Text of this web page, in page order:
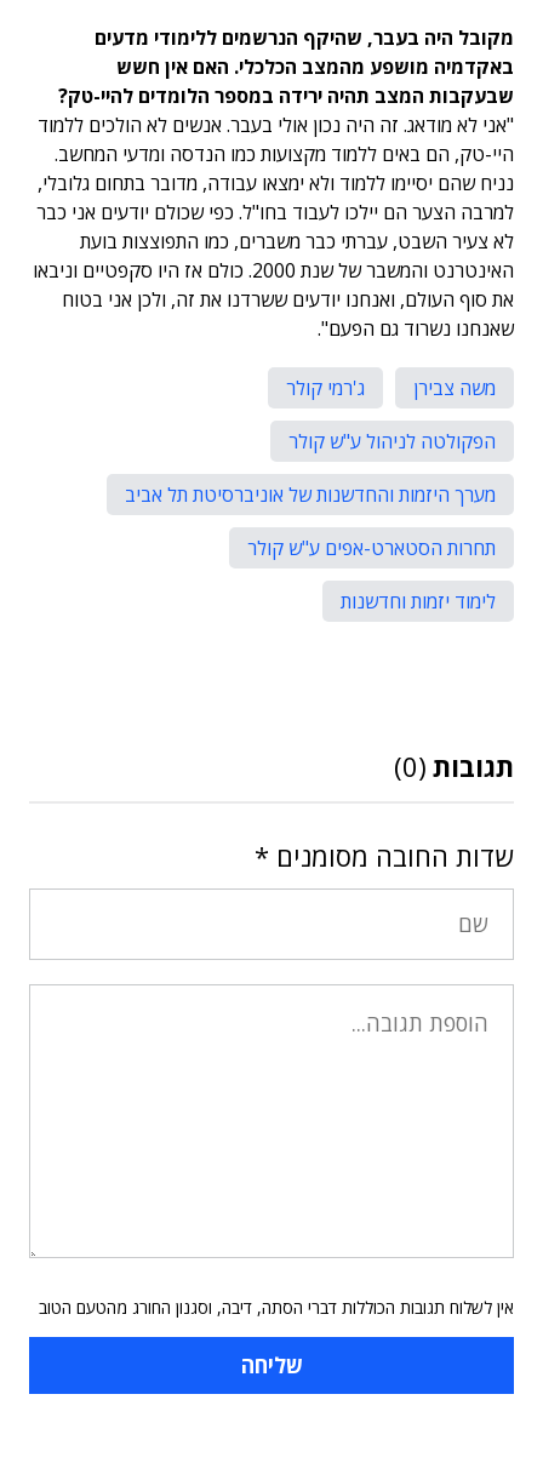
מקובל היה בעבר, שהיקף הנרשמים ללימודי מדעים
באקדמיה מושפע מהמצב הכלכלי. האם אין חשש
שבעקבות המצב תהיה ירידה במספר הלומדים להיי-טק?
"אני לא מודאג. זה היה נכון אולי בעבר. אנשים לא הולכים ללמוד
היי-טק, הם באים ללמוד מקצועות כמו הנדסה ומדעי המחשב.
נניח שהם יסיימו ללמוד ולא ימצאו עבודה, מדובר בתחום גלובלי,
למרבה הצער הם יילכו לעבוד בחו"ל. כפי שכולם יודעים אני כבר
לא צעיר השבט, עברתי כבר משברים, כמו התפוצצות בועת
האינטרנט והמשבר של שנת 2000. כולם אז היו סקפטיים וניבאו
את סוף העולם, ואנחנו יודעים ששרדנו את זה, ולכן אני בטוח
שאנחנו נשרוד גם הפעם".
משה צבירן
ג'רמי קולר
הפקולטה לניהול ע"ש קולר
מערך היזמות והחדשנות של אוניברסיטת תל אביב
תחרות הסטארט-אפים ע"ש קולר
לימוד יזמות וחדשנות
תגובות (0)
שדות החובה מסומנים *
אין לשלוח תגובות הכוללות דברי הסתה, דיבה, וסגנון החורג מהטעם הטוב